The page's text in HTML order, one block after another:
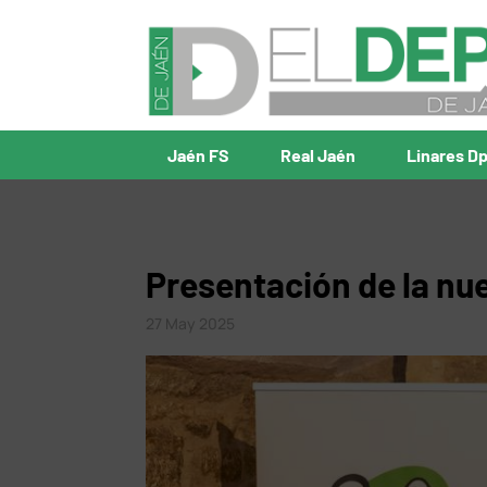
Jaén FS Real Jaén Linares
Presentación de la